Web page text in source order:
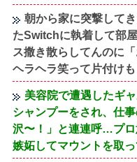
朝から家に突撃して
たSwitchに執着して部
ス撒き散らしてんのに
ヘラヘラ笑って片付け
美容院で遭遇したギ
シャンプーをされ、仕
沢〜！」と連連呼…プ
嫉妬してマウントを取